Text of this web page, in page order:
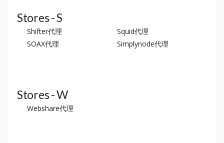
Stores - S
Shifter代理
Squid代理
SOAX代理
Simplynode代理
Stores - W
Webshare代理